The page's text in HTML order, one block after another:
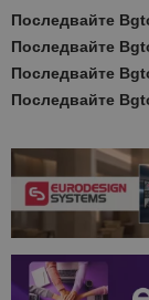
Последвайте
Последвайте
Последвайте
Последвайте